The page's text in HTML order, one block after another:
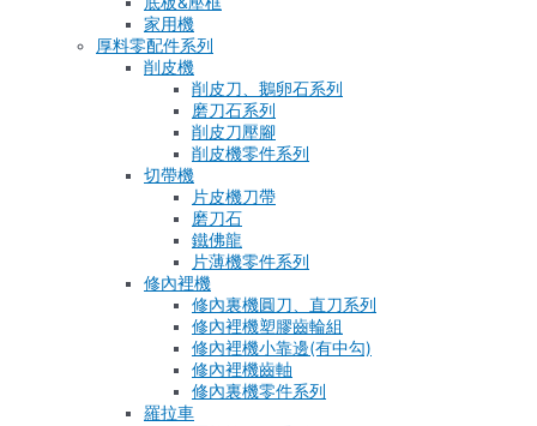
家用機
厚料零配件系列
削皮機
削皮刀、鵝卵石系列
磨刀石系列
削皮刀壓腳
削皮機零件系列
切帶機
片皮機刀帶
磨刀石
鐵佛龍
片薄機零件系列
修內裡機
修內裏機圓刀、直刀系列
修內裡機塑膠齒輪組
修內裡機小靠邊(有中勾)
修內裡機齒軸
修內裏機零件系列
羅拉車